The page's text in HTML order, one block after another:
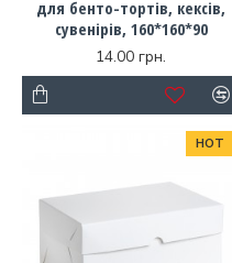
для бенто-тортів, кексів,
сувенірів, 160*160*90
14.00 грн.
HOT